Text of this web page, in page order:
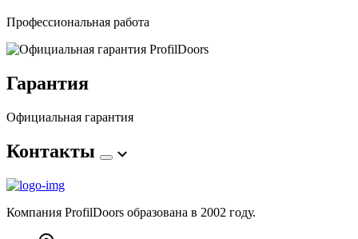
Профессиональная работа
Гарантия
Официальная гарантия
Контакты
Компания ProfilDoors образована в 2002 году.